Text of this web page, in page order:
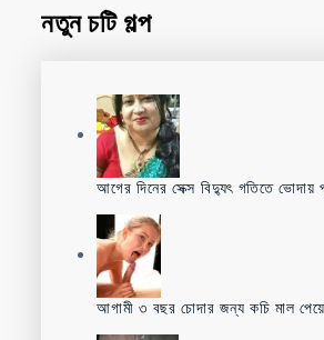
নতুন চটি গল্প
আগের দিনের সেক্স বিদ্যুৎ গতিতে
আগামী ৩ বছর চোদার জন্য কচি মাল